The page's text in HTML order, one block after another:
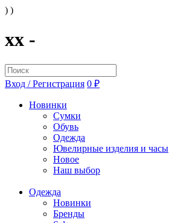
) )
xx -
Вход / Регистрация 0 ₽
Новинки
Сумки
Обувь
Одежда
Ювелирные изделия и часы
Новое
Наш выбор
Одежда
Новинки
Бренды